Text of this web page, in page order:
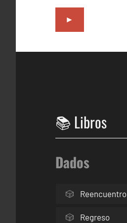
►
Dados
Reencuentro
Regreso